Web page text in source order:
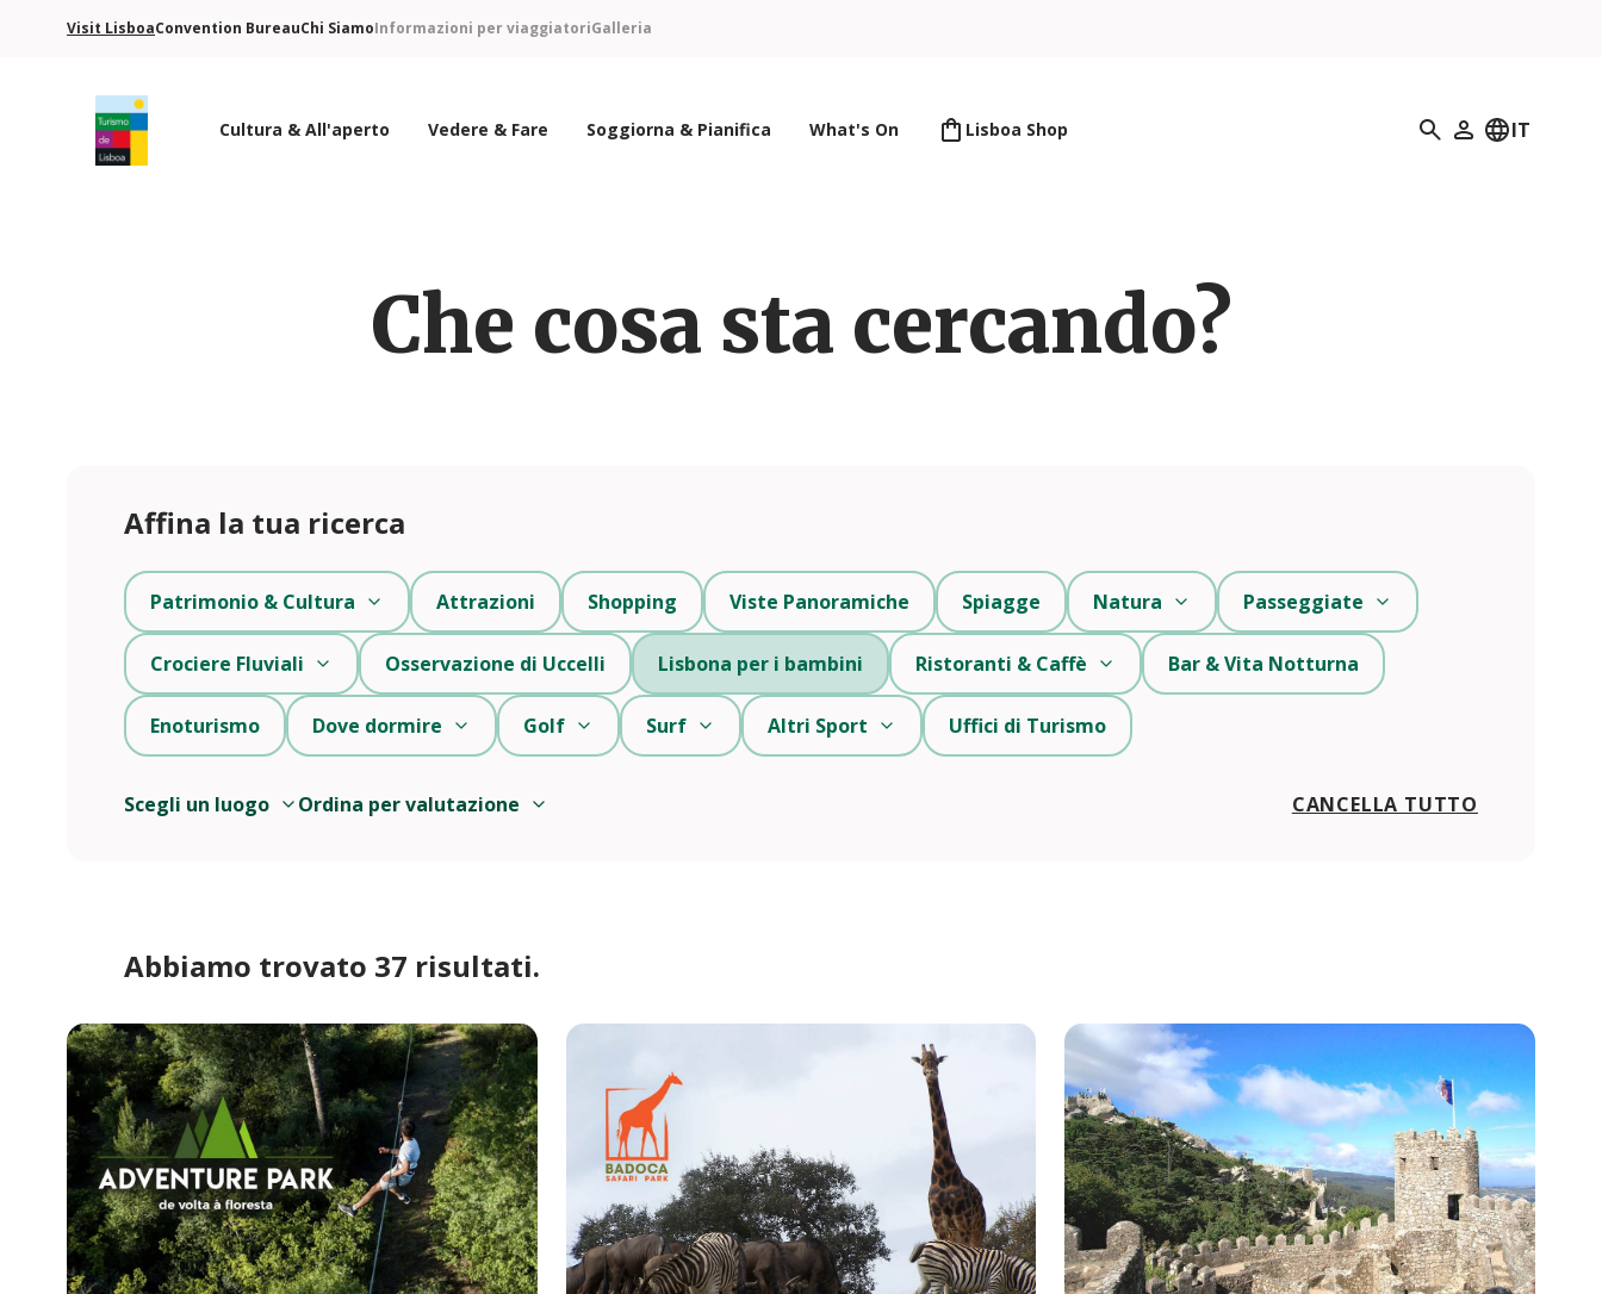
Visit LisboaConvention BureauChi SiamoInformazioni per viaggiatoriGalleria
Cultura & All'aperto Vedere & Fare Soggiorna & Pianifica What's On Lisboa Shop Ricerca
Il mio profilo
IT
Che cosa sta cercando?
Affina la tua ricerca
Scegli un luogo Ordina per valutazione CANCELLA TUTTO
Patrimonio & Cultura Attrazioni Shopping Viste Panoramiche Spiagge Natura Passeggiate
Crociere Fluviali Osservazione di Uccelli Lisbona per i bambini Ristoranti & Caffè Bar & Vita Notturna
Enoturismo Dove dormire Golf Surf Altri Sport Uffici di Turismo
Abbiamo trovato 37 risultati.